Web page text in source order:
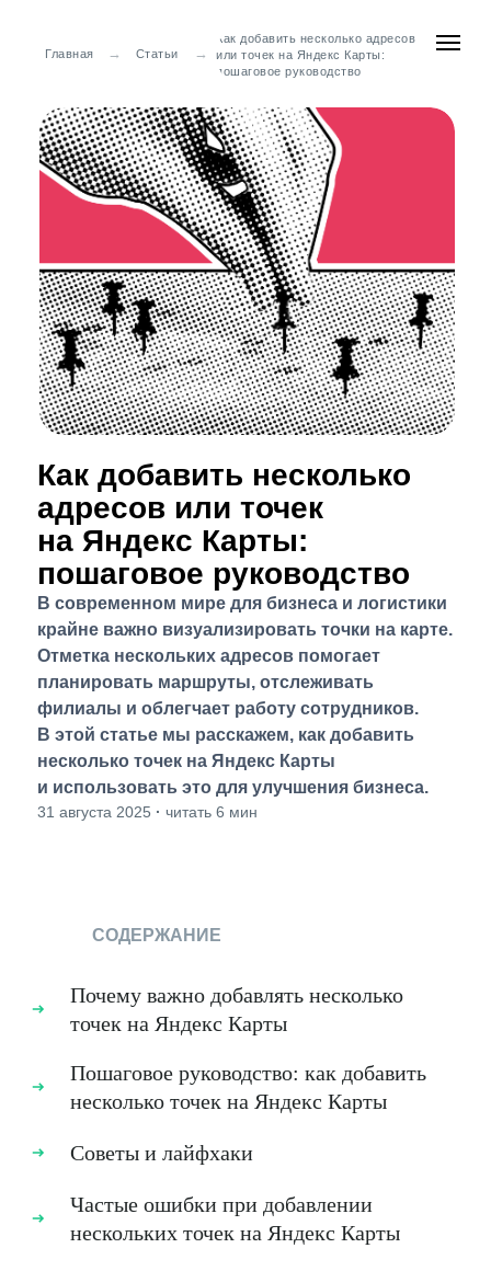
Статьи
Главная →
Как добавить несколько адресов
или точек на Яндекс Карты:
пошаговое руководство
→
Как добавить несколько
адресов или точек
на Яндекс Карты:
пошаговое руководство
В современном мире для бизнеса и логистики
крайне важно визуализировать точки на карте.
Отметка нескольких адресов помогает
планировать маршруты, отслеживать
филиалы и облегчает работу сотрудников.
В этой статье мы расскажем, как добавить
несколько точек на Яндекс Карты
и использовать это для улучшения бизнеса.
31 августа 2025 · читать 6 мин
СОДЕРЖАНИЕ
Почему важно добавлять несколько
точек на Яндекс Карты
Пошаговое руководство: как добавить
несколько точек на Яндекс Карты
Советы и лайфхаки
Частые ошибки при добавлении
нескольких точек на Яндекс Карты